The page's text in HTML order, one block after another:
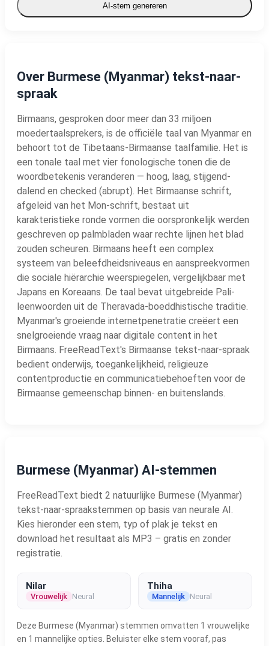
AI-stem genereren
Over Burmese (Myanmar) tekst-naar-
spraak
Birmaans, gesproken door meer dan 33 miljoen
moedertaalsprekers, is de officiële taal van Myanmar en
behoort tot de Tibetaans-Birmaanse taalfamilie. Het is
een tonale taal met vier fonologische tonen die de
woordbetekenis veranderen — hoog, laag, stijgend-
dalend en checked (abrupt). Het Birmaanse schrift,
afgeleid van het Mon-schrift, bestaat uit
karakteristieke ronde vormen die oorspronkelijk werden
geschreven op palmbladen waar rechte lijnen het blad
zouden scheuren. Birmaans heeft een complex
systeem van beleefdheidsniveaus en aanspreekvormen
die sociale hiërarchie weerspiegelen, vergelijkbaar met
Japans en Koreaans. De taal bevat uitgebreide Pali-
leenwoorden uit de Theravada-boeddhistische traditie.
Myanmar's groeiende internetpenetratie creëert een
snelgroeiende vraag naar digitale content in het
Birmaans. FreeReadText's Birmaanse tekst-naar-spraak
bedient onderwijs, toegankelijkheid, religieuze
contentproductie en communicatiebehoeften voor de
Birmaanse gemeenschap binnen- en buitenslands.
Burmese (Myanmar) AI-stemmen
FreeReadText biedt 2 natuurlijke Burmese (Myanmar)
tekst-naar-spraakstemmen op basis van neurale AI.
Kies hieronder een stem, typ of plak je tekst en
download het resultaat als MP3 – gratis en zonder
registratie.
Nilar
Vrouwelijk Neural
Thiha
Mannelijk Neural
Deze Burmese (Myanmar) stemmen omvatten 1 vrouwelijke
en 1 mannelijke opties. Beluister elke stem vooraf, pas